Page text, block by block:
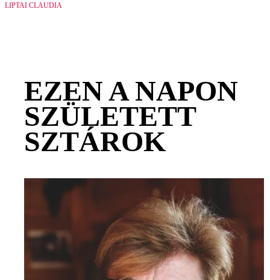
LIPTAI CLAUDIA
EZEN A NAPON
SZÜLETETT
SZTÁROK